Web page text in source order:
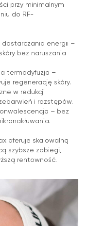
przy minimalnym
do RF-
dostarczania energii –
bez naruszania
termodyfuzja –
regenerację skóry.
w redukcji
i rozstępów.
– bez
oferuje skalowalną
szybsze zabiegi,
rentowność.